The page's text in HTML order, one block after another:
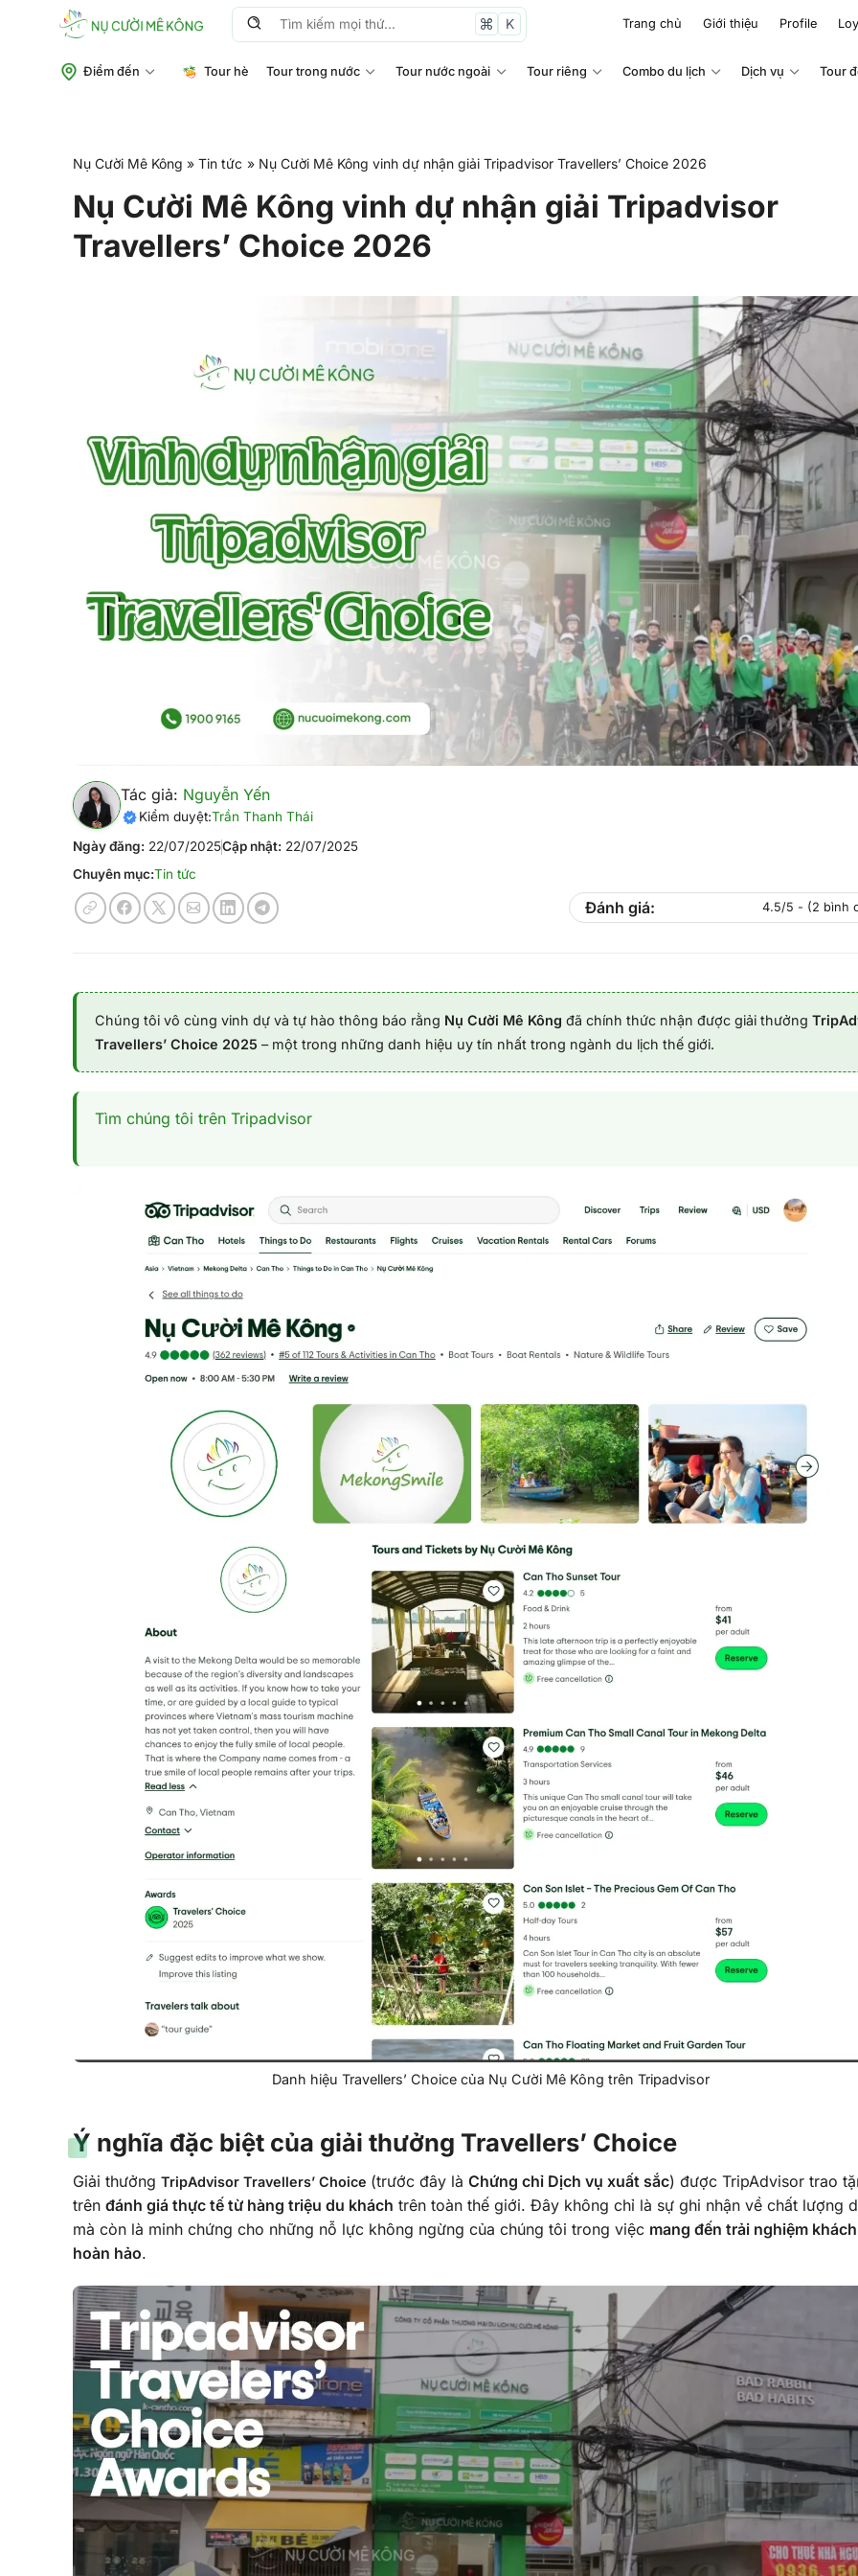
Tìm
K Trang chủ Giới thiệu Profile
Điểm đến Tour hè Tour trong nước Tour nước ngoài Tour riêng Combo du lịch Dịch vụ Tour
Nụ Cười Mê Kông » Tin tức » Nụ Cười Mê Kông vinh dự nhận giải Tripadvisor Travellers’ Choice 2026
Nụ Cười Mê Kông vinh dự nhận giải Tripadvisor
Travellers’ Choice 2026
Tác giả: Nguyễn Yến
Kiểm duyệt:Trần Thanh Thái
Ngày đăng: 22/07/2025Cập nhật: 22/07/2025
Chuyên mục:Tin tức
Đánh giá: 4.5/5 - (2 bình
Chúng tôi vô cùng vinh dự và tự hào thông báo rằng Nụ Cười Mê Kông đã chính thức nhận được giải thưởng
Travellers’ Choice 2025 – một trong những danh hiệu uy tín nhất trong ngành du lịch thế giới.
Tìm chúng tôi trên Tripadvisor
Danh hiệu Travellers’ Choice của Nụ Cười Mê Kông trên Tripadvisor
Ý nghĩa đặc biệt của giải thưởng Travellers’ Choice
Giải thưởng TripAdvisor Travellers’ Choice (trước đây là Chứng chỉ Dịch vụ xuất sắc) được TripAdvisor trao
trên đánh giá thực tế từ hàng triệu du khách trên toàn thế giới. Đây không chỉ là sự ghi nhận về chất lượng
mà còn là minh chứng cho những nỗ lực không ngừng của chúng tôi trong việc mang đến trải nghiệm
hoàn hảo.